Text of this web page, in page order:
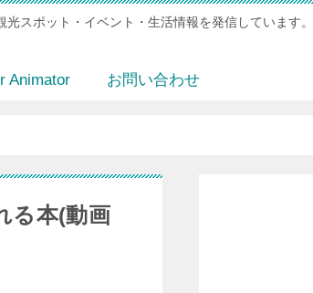
光スポット・イベント・生活情報を発信しています
Animator お問い合わせ
る本(動画